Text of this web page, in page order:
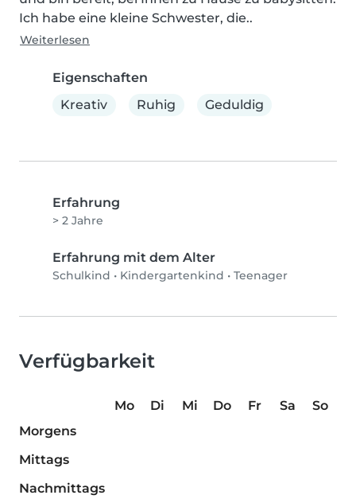
Ich habe eine kleine Schwester, die..
Weiterlesen
Eigenschaften
Kreativ
Ruhig Geduldig
Erfahrung
> 2 Jahre
Erfahrung mit dem Alter
Schulkind • Kindergartenkind • Teenager
Verfügbarkeit
Mo Di Mi Do Fr Sa
So
Morgens
Mittags
Nachmittags